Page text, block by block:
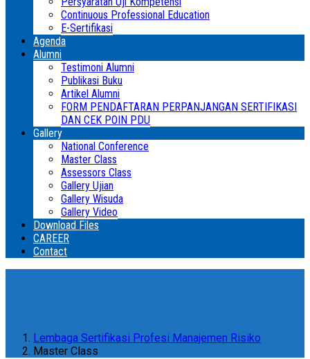
Continuous Professional Education
E-Sertifikasi
Agenda
Alumni
Testimoni Alumni
Publikasi Buku
Artikel Alumni
FORM PENDAFTARAN PERPANJANGAN SERTIFIKASI
DAN CEK POIN PDU
Gallery
National Conference
Master Class
Assessors Class
Gallery Ujian
Gallery Wisuda
Gallery Video
Download Files
CAREER
Contact
Lembaga Sertifikasi Profesi Manajemen Risiko
Master Class